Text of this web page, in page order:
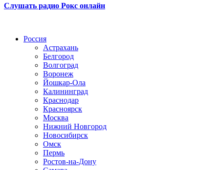
Слушать радио Рокс онлайн
Россия
Астрахань
Белгород
Волгоград
Воронеж
Йошкар-Ола
Калининград
Краснодар
Красноярск
Москва
Нижний Новгород
Новосибирск
Омск
Пермь
Ростов-на-Дону